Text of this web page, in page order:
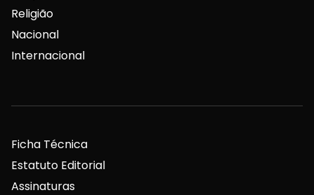
Religião
Nacional
Internacional
Ficha Técnica
Estatuto Editorial
Assinaturas